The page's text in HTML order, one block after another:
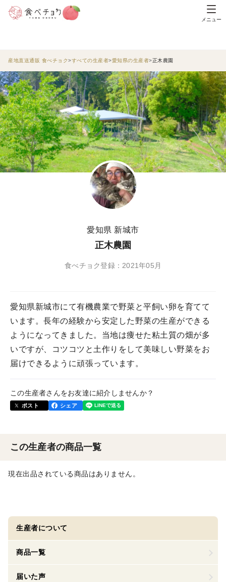
メニュー
産地直送通販 食べチョク すべての生産者 愛知県の生産者 正木農園
愛知県 新城市
正木農園
食べチョク登録：2021年05月
愛知県新城市にて有機農業で野菜と平飼い卵を育てて
います。長年の経験から安定した野菜の生産ができる
ようになってきました。当地は痩せた粘土質の畑が多
いですが、コツコツと土作りをして美味しい野菜をお
届けできるように頑張っています。
この生産者さんをお友達に紹介しませんか？
ポスト シェア
この生産者の商品一覧
現在出品されている商品はありません。
生産者について
商品一覧
届いた声